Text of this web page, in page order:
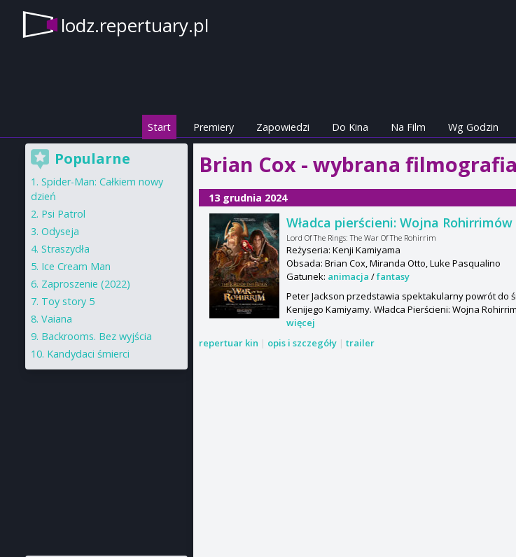
lodz.repertuary.pl
Start Premiery Zapowiedzi Do Kina Na Film Wg Godzin
Brian Cox - wybrana filmografia
13 grudnia 2024
Władca pierścieni: Wojna Rohirrimów
Lord Of The Rings: The War Of The Rohirrim
Reżyseria: Kenji Kamiyama
Obsada: Brian Cox, Miranda Otto, Luke Pasqualino
Gatunek: animacja /fantasy
Peter Jackson przedstawia spektakularny powrót do
Kenijego Kamiyamy. Władca Pierścieni: Wojna
więcej
repertuar kin | opis i szczegóły | trailer
Popularne
Spider-Man: Całkiem nowy
dzień
Psi Patrol
Odyseja
Straszydła
Ice Cream Man
Zaproszenie (2022)
Toy story 5
Vaiana
Backrooms. Bez wyjścia
Kandydaci śmierci